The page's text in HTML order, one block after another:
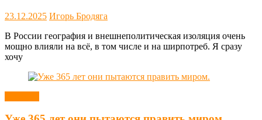
23.12.2025 Игорь Бродяга
В России география и внешнеполитическая изоляция очень
мощно влияли на всё, в том числе и на ширпотреб. Я сразу
хочу